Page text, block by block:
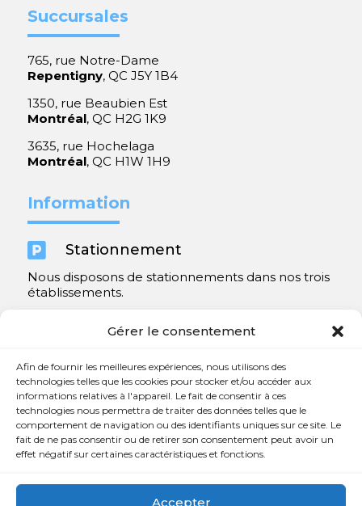
Gérer le consentement
Afin de fournir les meilleures expériences, nous utilisons des
technologies telles que les cookies pour stocker et/ou accéder aux
informations relatives à l'appareil. Le fait de consentir à ces
technologies nous permettra de traiter des données telles que le
comportement de navigation ou des identifiants uniques sur ce site. Le
fait de ne pas consentir ou de retirer son consentement peut avoir un
effet négatif sur certaines caractéristiques et fonctions.
Accepter
Succursales
765, rue Notre-Dame
Repentigny, QC J5Y 1B4
1350, rue Beaubien Est
Montréal, QC H2G 1K9
3635, rue Hochelaga
Montréal, QC H1W 1H9
Information
 Stationnement
Nous disposons de stationnements dans nos trois
établissements.
Contact
 450 654-3342
 info@charlesrajotte.com
765, rue Notre-Dame